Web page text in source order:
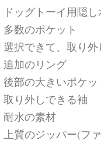
ドッグトーイ用隠し
多数のポケット
選択できて、取り
追加のリング
後部の大きいポケッ
取り外しできる袖
耐水の素材
上質のジッパー(フ